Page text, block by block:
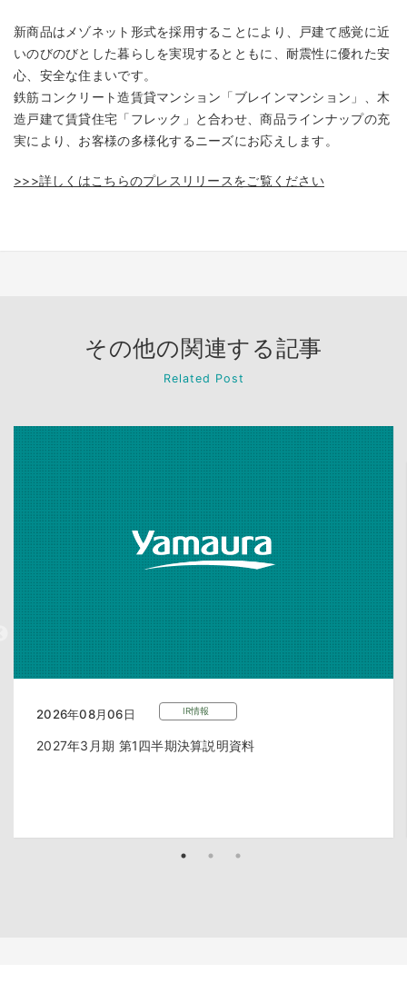
新商品はメゾネット形式を採用することにより、戸建て感覚に近
いのびのびとした暮らしを実現するとともに、耐震性に優れた安
心、安全な住まいです。
鉄筋コンクリート造賃貸マンション「ブレインマンション」、木
造戸建て賃貸住宅「フレック」と合わせ、商品ラインナップの充
実により、お客様の多様化するニーズにお応えします。
>>>詳しくはこちらのプレスリリースをご覧ください
その他の関連する記事
Related Post
2026年08月06日 IR情報
2027年3月期 第1四半期決算説明資料